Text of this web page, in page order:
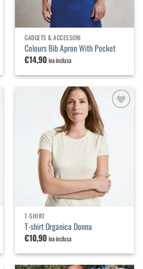
GADGETS & ACCESSORI
Colours Bib Apron With Pocket
€14,90iva inclusa
T-SHIRT
T-shirt Organica Donna
€10,90iva inclusa